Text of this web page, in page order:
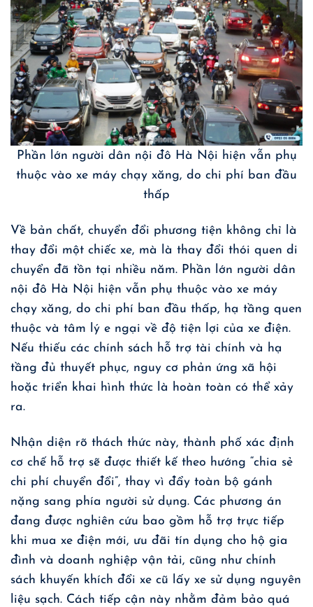
Phần lớn người dân nội đô Hà Nội hiện vẫn phụ
thuộc vào xe máy chạy xăng, do chi phí ban đầu
thấp
Về bản chất, chuyển đổi phương tiện không chỉ là
thay đổi một chiếc xe, mà là thay đổi thói quen di
chuyển đã tồn tại nhiều năm. Phần lớn người dân
nội đô Hà Nội hiện vẫn phụ thuộc vào xe máy
chạy xăng, do chi phí ban đầu thấp, hạ tầng quen
thuộc và tâm lý e ngại về độ tiện lợi của xe điện.
Nếu thiếu các chính sách hỗ trợ tài chính và hạ
tầng đủ thuyết phục, nguy cơ phản ứng xã hội
hoặc triển khai hình thức là hoàn toàn có thể xảy
ra.
Nhận diện rõ thách thức này, thành phố xác định
cơ chế hỗ trợ sẽ được thiết kế theo hướng “chia sẻ
chi phí chuyển đổi”, thay vì đẩy toàn bộ gánh
nặng sang phía người sử dụng. Các phương án
đang được nghiên cứu bao gồm hỗ trợ trực tiếp
khi mua xe điện mới, ưu đãi tín dụng cho hộ gia
đình và doanh nghiệp vận tải, cũng như chính
sách khuyến khích đổi xe cũ lấy xe sử dụng nguyên
liệu sạch. Cách tiếp cận này nhằm đảm bảo quá